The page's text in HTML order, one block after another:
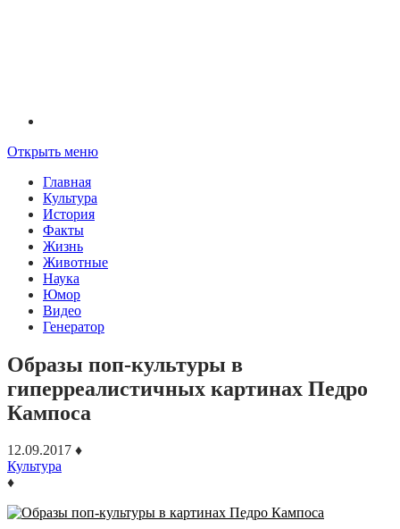
Открыть меню
Главная
Культура
История
Факты
Жизнь
Животные
Наука
Юмор
Видео
Генератор
Образы поп-культуры в
гиперреалистичных картинах Педро
Кампоса
12.09.2017 ♦
Культура
♦